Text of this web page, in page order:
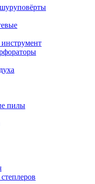
пилы